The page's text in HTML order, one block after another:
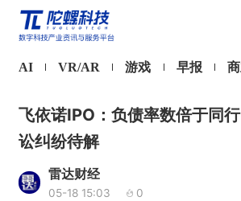
AI VR/AR 游戏 早报
飞依诺IPO：负债率数倍于同
讼纠纷待解
雷达财经
05-18 15:03 0